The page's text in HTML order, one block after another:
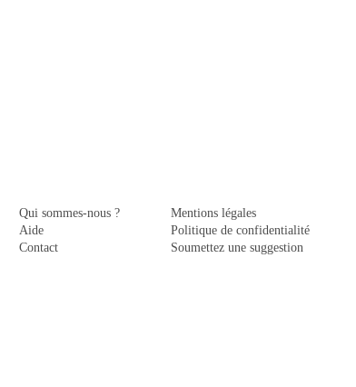
Qui sommes-nous ?
Aide
Contact
Mentions légales
Politique de confidentialité
Soumettez une suggestion